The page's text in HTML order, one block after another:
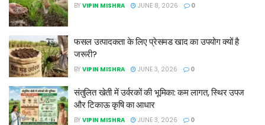
BY VIPIN MISHRA JUNE 8, 2026 0
फसल उत्पादकता के लिए प्रेसमड खाद का उपयोग क्यों है
जरूरी?
BY VIPIN MISHRA JUNE 3, 2026 0
संतुलित खेती में उर्वरकों की भूमिका: कम लागत, स्थिर उपज
और टिकाऊ कृषि का आधार
BY VIPIN MISHRA JUNE 3, 2026 0